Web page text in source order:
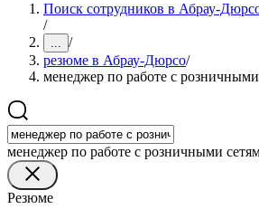
Поиск сотрудников в Абрау-
/
... /
резюме в Абрау-Дюрсо/
менеджер по работе с
менеджер по работе с розничными
Резюме